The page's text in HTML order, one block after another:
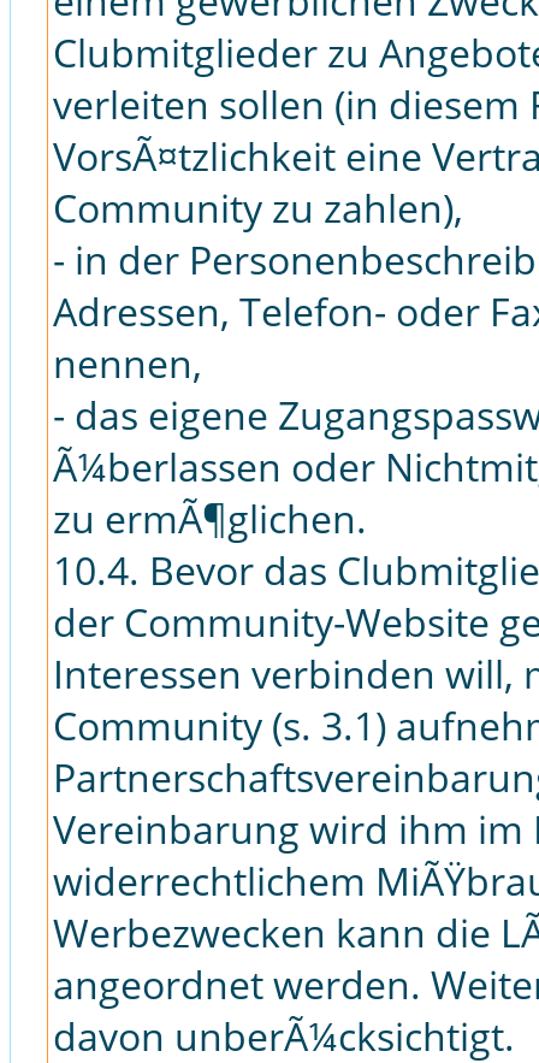
Clubmitglieder zu
verleiten sollen (in diesem
VorsÃ¤tzlichkeit eine
Community zu zahlen),
- in der
Adressen, Telefon- oder
nennen,
- das eigene
Ã¼berlassen oder
zu ermÃ¶glichen.
10.4. Bevor das
der Community-Website
Interessen verbinden will,
Community (s. 3.1)
Vereinbarung wird ihm im
widerrechtlichem
Werbezwecken kann die
angeordnet werden.
davon unberÃ¼cksichtigt.